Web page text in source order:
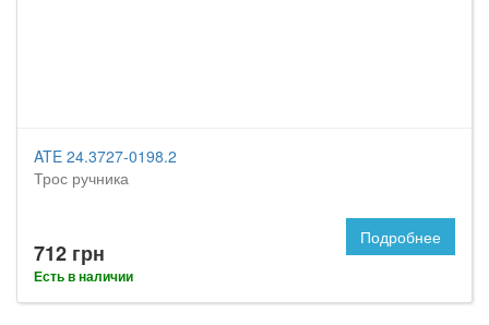
ATE 24.3727-0198.2
Трос ручника
712 грн
Есть в наличии
Подробнее